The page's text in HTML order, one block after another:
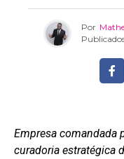
Por
Empresa comandada
curadoria estratégica